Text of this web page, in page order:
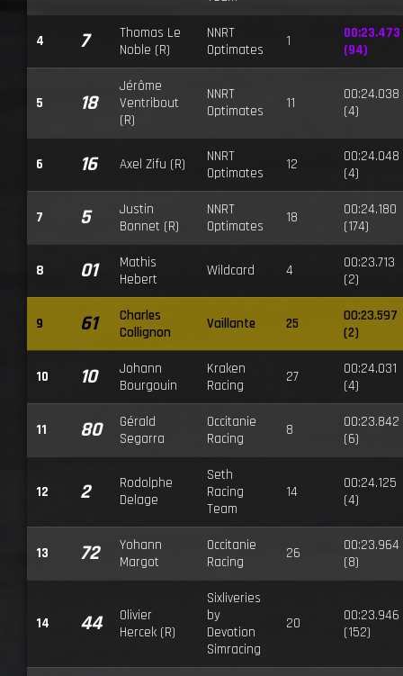
4 7
Thomas Le
Noble (R)
NNRT
Optimates
1
00:23.473
(94)
5 18
Jérôme
Ventribout
(R)
NNRT
Optimates
11
00:24.038
(4)
6 16 Axel Zifu (R)
NNRT
Optimates
12
00:24.048
(4)
7 5
Justin
Bonnet (R)
NNRT
Optimates
18
00:24.180
(174)
8 01
Mathis
Hebert
Wildcard 4
00:23.713
(2)
9 61
Charles
Collignon
Vaillante 25
00:23.597
(2)
10 10
Johann
Bourgouin
Kraken
Racing
27
00:24.031
(4)
11 80
Gérald
Segarra
Occitanie
Racing
8
00:23.842
(6)
12 2
Rodolphe
Delage
Seth
Racing
Team
14
00:24.125
(4)
13 72
Yohann
Margot
Occitanie
Racing
26
00:23.964
(8)
14 44
Olivier
Hercek (R)
Sixliveries
by
Devotion
Simracing
20
00:23.946
(152)